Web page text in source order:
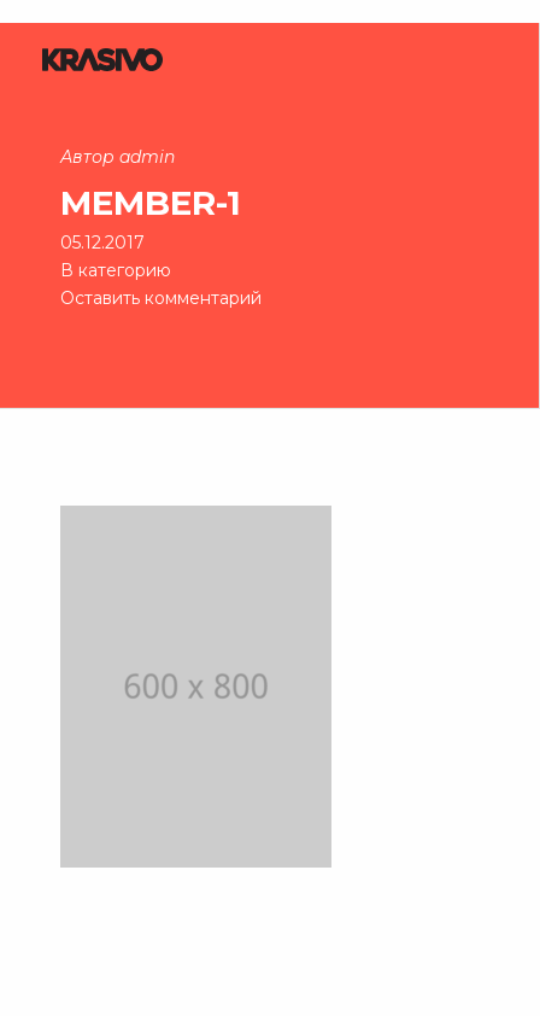
Автор admin
MEMBER-1
05.12.2017
В категорию
Оставить комментарий